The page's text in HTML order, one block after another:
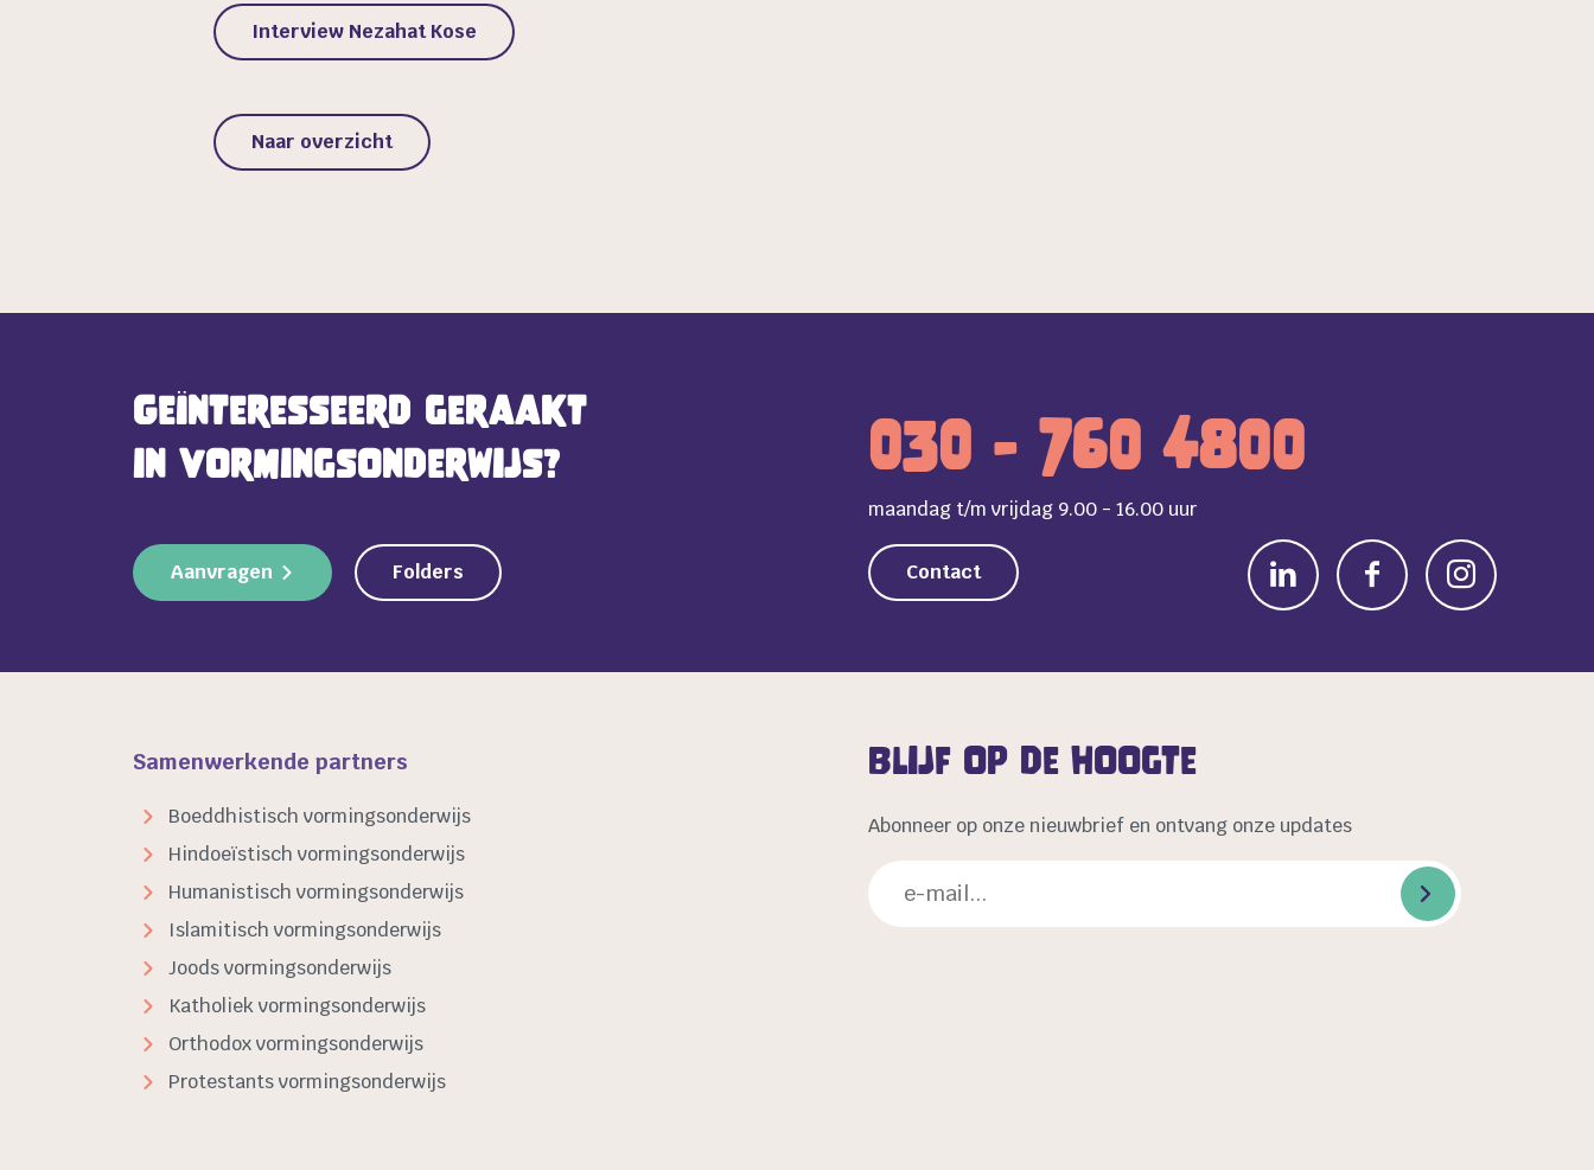
Interview Nezahat Kose
Naar overzicht
Geïnteresseerd geraakt
in vormingsonderwijs?
Aanvragen Folders
030 - 760 4800
maandag t/m vrijdag 9.00 - 16.00 uur
Contact
Samenwerkende partners
Boeddhistisch vormingsonderwijs
Hindoeïstisch vormingsonderwijs
Humanistisch vormingsonderwijs
Islamitisch vormingsonderwijs
Joods vormingsonderwijs
Katholiek vormingsonderwijs
Orthodox vormingsonderwijs
Protestants vormingsonderwijs
Blijf op de hoogte
Abonneer op onze nieuwbrief en ontvang onze updates